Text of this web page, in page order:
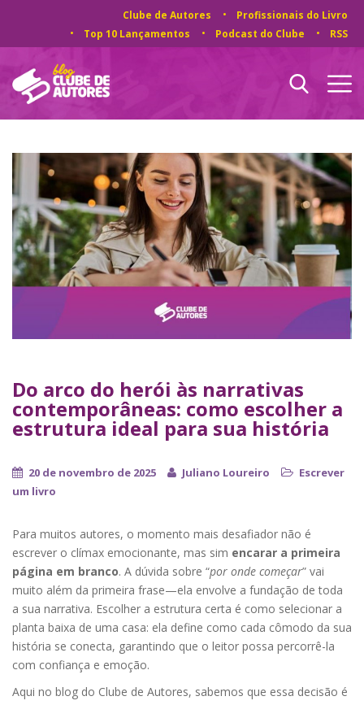
Clube de Autores
Profissionais do Livro
Top 10 Lançamentos
Podcast do Clube RSS
Do arco do herói às narrativas
contemporâneas: como escolher a
estrutura ideal para sua história
20 de novembro de 2025 Juliano Loureiro
Escrever
um livro
Para muitos autores, o momento mais desafiador não é
escrever o clímax emocionante, mas sim encarar a primeira
página em branco. A dúvida sobre “por onde começar” vai
muito além da primeira frase—ela envolve a fundação de toda
a sua narrativa. Escolher a estrutura certa é como selecionar a
planta baixa de uma casa: ela define como cada cômodo da sua
história se conecta, garantindo que o leitor possa percorrê-la
com confiança e emoção.
Aqui no blog do Clube de Autores, sabemos que essa decisão é